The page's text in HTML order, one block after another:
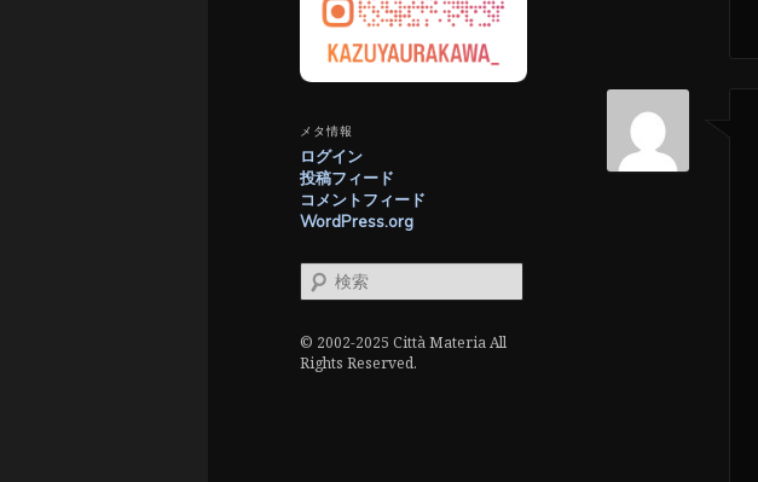
メタ情報
ログイン
投稿フィード
コメントフィード
WordPress.org
索
© 2002-2025 Città Materia All
Rights Reserved.